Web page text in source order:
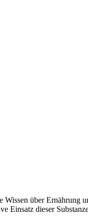
über Ernährung
Einsatz dieser